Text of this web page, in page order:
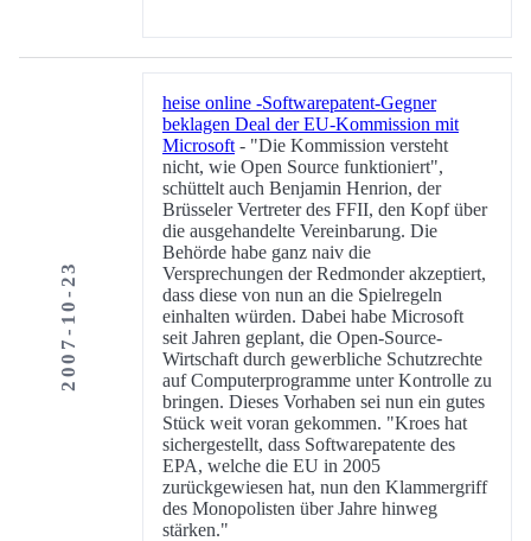
2007-10-23
heise online -Softwarepatent-Gegner
beklagen Deal der EU-Kommission mit
Microsoft - "Die Kommission versteht
nicht, wie Open Source funktioniert",
schüttelt auch Benjamin Henrion, der
Brüsseler Vertreter des FFII, den Kopf über
die ausgehandelte Vereinbarung. Die
Behörde habe ganz naiv die
Versprechungen der Redmonder akzeptiert,
dass diese von nun an die Spielregeln
einhalten würden. Dabei habe Microsoft
seit Jahren geplant, die Open-Source-
Wirtschaft durch gewerbliche Schutzrechte
auf Computerprogramme unter Kontrolle zu
bringen. Dieses Vorhaben sei nun ein gutes
Stück weit voran gekommen. "Kroes hat
sichergestellt, dass Softwarepatente des
EPA, welche die EU in 2005
zurückgewiesen hat, nun den Klammergriff
des Monopolisten über Jahre hinweg
stärken."